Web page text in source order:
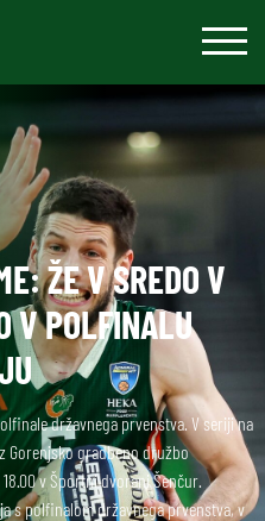
ŽE V SREDO V
V POLFINALU
državnega prvenstva. V seriji na
Gorenjsko gradbeno družbo
v Športni dvorani Šenčur.
s polfinalom državnega prvenstva, v